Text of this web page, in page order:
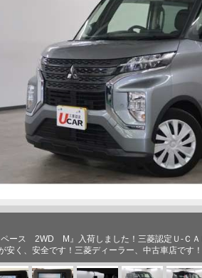
ペース 2WD M』入荷しました！三菱認定Ｕ-Ｃ
安く、安全です！三菱ディーラー、中古車店です！